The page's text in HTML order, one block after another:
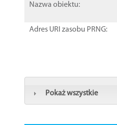
Nazwa obiektu:
Adres URI zasobu PRNG:
Pokaż wszystkie